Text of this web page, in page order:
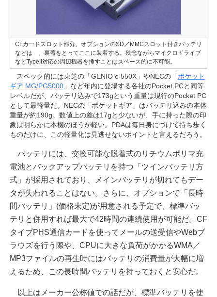
CFカードスロット部分。オプションのSD／MMCスロット付きバッテリ
などは 、裏蓋をとってここに装着する。残念ながらマイクロドライブ
などTypeII対応の周辺機器を挿すことはスペース的に不可能。
スペック的には東芝の「GENIO e 550X」やNECの「ポケット
ギア MG/PG5000 」など年内に登場する各社のPocket PCと同等
レベルだが、バッテリ込みで173gという重量は現行のPocket PC
として最軽量だ。NECの「ポケットギア」はバッテリ込みの本体
重量が約190g。数値上の差は17gと少ないが、手に持った際の印
象は明らかに本機のほうが軽い。PDAは毎日身につけて持ち歩く
ものだけに、この軽量化は見逃せないポイントと言えるだろう。
バッテリには、交換可能な脱着式のリチウムポリマ充
電池とバックアップバッテリを持つ「ツインバッテリ方
式」が採用されており、メインバッテリが切れてもデー
タが失われることはない。さらに、オプションで「長時
間バッテリ」(価格未定)が用意される予定で、標準バッ
テリと併用すれば最大で42時間の連続使用が可能だ。CF
タイプPHS通信カードを使ってメールの送受信やWebブ
ラウズを行う際や、CPUに大きな負荷がかかるWMA／
MP3ファイルの再生時にはバッテリの消費量が大幅に増
えるため、この長時間バッテリを持っておくと安心だ。
以上はメーカー公称値での話だが、標準バッテリを使